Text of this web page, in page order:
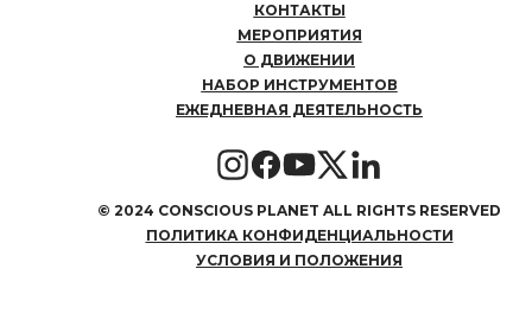
КОНТАКТЫ
МЕРОПРИЯТИЯ
О ДВИЖЕНИИ
НАБОР ИНСТРУМЕНТОВ
ЕЖЕДНЕВНАЯ ДЕЯТЕЛЬНОСТЬ
© 2024 CONSCIOUS PLANET ALL RIGHTS RESERVED
ПОЛИТИКА КОНФИДЕНЦИАЛЬНОСТИ
УСЛОВИЯ И ПОЛОЖЕНИЯ